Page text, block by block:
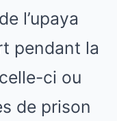
l’upaya
pendant la
ci ou
de prison